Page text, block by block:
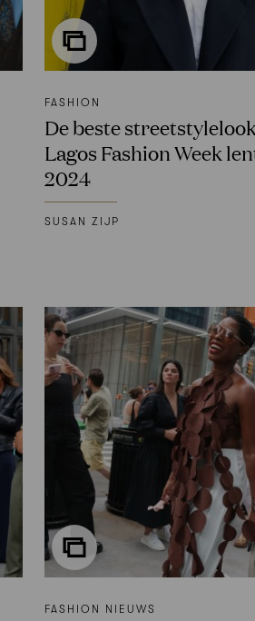
FASHION
De beste
Lagos Fashion Week
2024
SUSAN ZIJP
FASHION NIEUWS